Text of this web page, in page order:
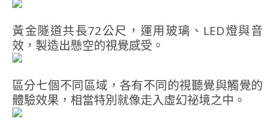
黃金隧道共長72公尺，運用玻璃、LED燈與音
效，製造出懸空的視覺感受。
區分七個不同區域，各有不同的視聽覺與觸覺的
體驗效果，相當特別就像走入虛幻祕境之中。